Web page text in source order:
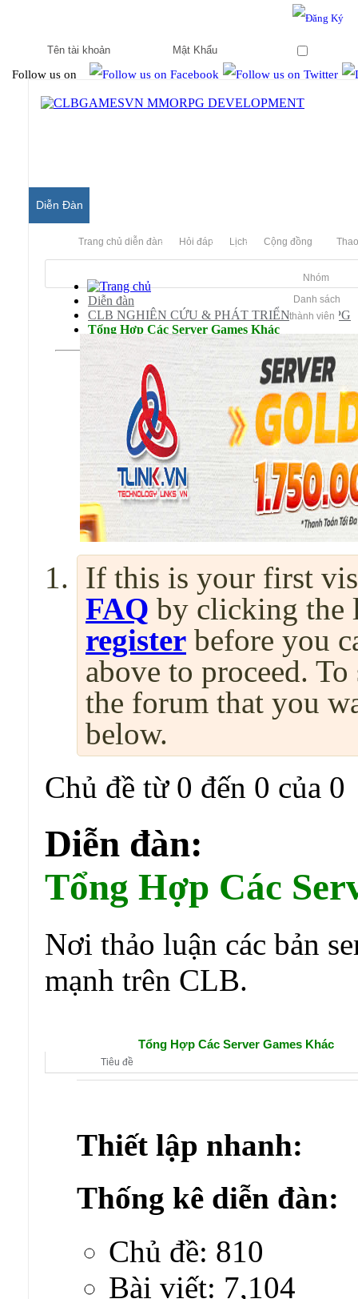
Follow us on
Diễn Đàn
Trang chủ diễn đàn Hỏi đáp Lịch Cộng đồng
Nhóm
Danh sách
thành viên
Diễn đàn
CLB NGHIÊN CỨU & PHÁT TRIỂN MMORPG
Tổng Hợp Các Server Games Khác
If this is your first
FAQ by clicking the
register before you
above to proceed.
the forum that you
below.
Chủ đề từ 0 đến 0 của 0
Diễn đàn:
Tổng Hợp Các
Nơi thảo luận các bản
mạnh trên CLB.
Tổng Hợp Các Server Games Khác
Tiêu đề
Thiết lập nhanh:
Thống kê diễn đàn:
Chủ đề: 810
Bài viết: 7,104